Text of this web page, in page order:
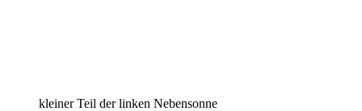
kleiner Teil der linken Nebensonne